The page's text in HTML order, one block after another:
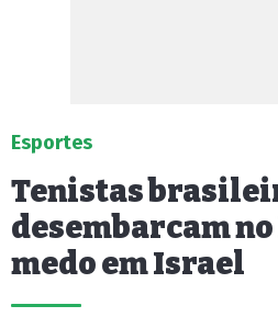
Esportes
Tenistas
desembarcam
medo em Israel